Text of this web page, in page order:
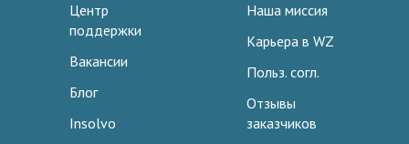
Центр
поддержки
Вакансии
Блог
Insolvo
Наша миссия
Карьера в WZ
Польз. согл.
Отзывы
заказчиков